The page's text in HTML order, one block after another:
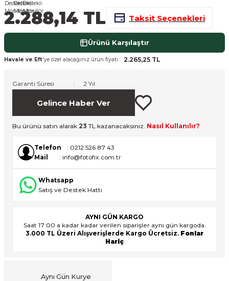
Cihazları
2.288,14 TL Taksit Seçenekleri
Ürünü Karşılaştır
Havale ve Eft'ye özel alacağınız ürün fiyatı : 2.265,25 TL
Garanti Süresi 2 Yıl
Gelince Haber Ver
Bu ürünü satın alarak 23 TL kazanacaksınız. Nasıl Kullanılır?
Telefon
: 0212 526 87 43
Mail
: info@fotofix.com.tr
Whatsapp
Satış ve Destek Hattı
AYNI GÜN KARGO
Saat 17:00 a kadar kadar verilen siparişler aynı gün kargoda.
3.000 TL Üzeri Alışverişlerde Kargo Ücretsiz. Fonlar
Hariç
Aynı Gün Kurye